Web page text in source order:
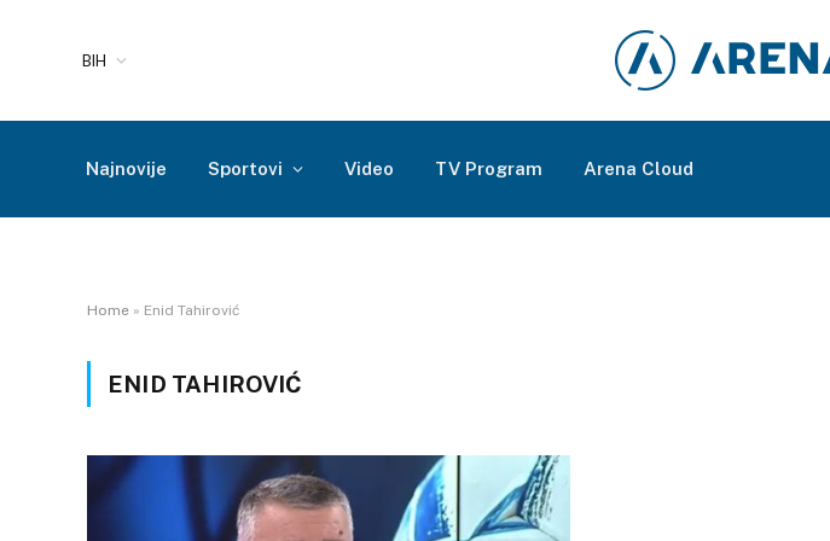
BIH
Najnovije Sportovi Video TV Program Arena Cloud
Home » Enid Tahirović
ENID TAHIROVIĆ